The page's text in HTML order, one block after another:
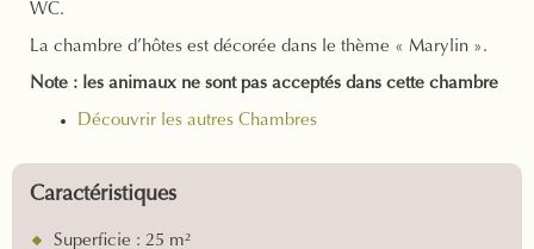
WC.
La chambre d’hôtes est décorée dans le thème « Marylin ».
Note : les animaux ne sont pas acceptés dans cette chambre
Découvrir les autres Chambres
Caractéristiques
Superficie : 25 m²